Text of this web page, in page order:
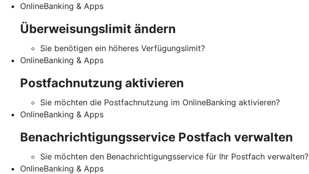
OnlineBanking & Apps
Überweisungslimit ändern
Sie benötigen ein höheres Verfügungslimit?
OnlineBanking & Apps
Postfachnutzung aktivieren
Sie möchten die Postfachnutzung im OnlineBanking aktivieren?
OnlineBanking & Apps
Benachrichtigungsservice Postfach verwalten
Sie möchten den Benachrichtigungsservice für Ihr Postfach verwalten?
OnlineBanking & Apps